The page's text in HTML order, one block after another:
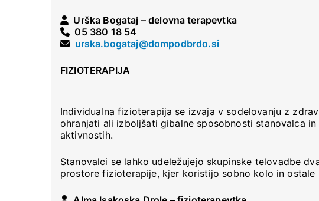
Urška Bogataj – delovna terapevtka
05 380 18 54
urska.bogataj@dompodbrdo.si
FIZIOTERAPIJA
Individualna fizioterapija se izvaja v sodelovanju z
ohranjati ali izboljšati gibalne sposobnosti stanovalca
aktivnostih.
Stanovalci se lahko udeležujejo skupinske telovadbe
prostore fizioterapije, kjer koristijo sobno kolo in ostale